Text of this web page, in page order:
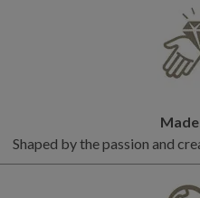
Shaped by the passion and